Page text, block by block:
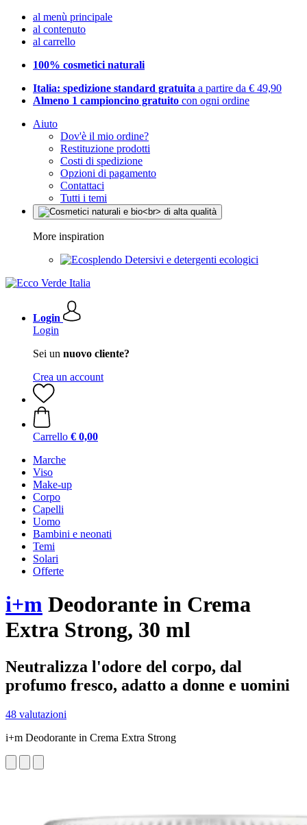
al menù principale
al contenuto
al carrello
100% cosmetici naturali
Italia: spedizione standard gratuita a partire da € 49,90
Almeno 1 campioncino gratuito con ogni ordine
Aiuto
Dov'è il mio ordine?
Restituzione prodotti
Costi di spedizione
Opzioni di pagamento
Contattaci
Tutti i temi
More inspiration
Detersivi e detergenti ecologici
Login
Login
Sei un nuovo cliente?
Crea un account
Carrello € 0,00
Marche
Viso
Make-up
Corpo
Capelli
Uomo
Bambini e neonati
Temi
Solari
Offerte
i+m Deodorante in Crema
Extra Strong, 30 ml
Neutralizza l'odore del corpo, dal
profumo fresco, adatto a donne e uomini
48 valutazioni
i+m Deodorante in Crema Extra Strong